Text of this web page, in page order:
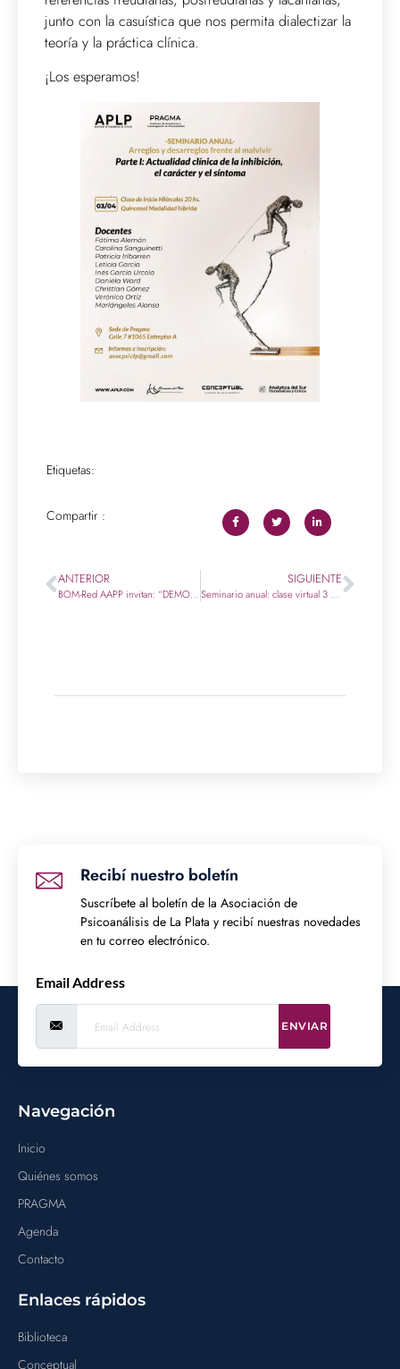
junto con la casuística que nos permita dialectizar la
teoría y la práctica clínica.
¡Los esperamos!
Etiquetas:
Compartir :
ANTERIOR
BOM-Red AAPP invitan: “DEMOCRACIA, MEMORIA, VERDAD-Psicoanálisis y disputas por el sentido”. Lecturas de la Revista Analytica del Sur – Psicoanálisis y Crítica Nº 13- 27 de marzo -20 hs. – Modalidad virtual-
SIGUIENTE
Seminario anual: clase virtual 3 de julio
Recibí nuestro boletín
Suscríbete al boletín de la Asociación de
Psicoanálisis de La Plata y recibí nuestras novedades
en tu correo electrónico.
Email Address
ENVIAR
Navegación
Inicio
Quiénes somos
PRAGMA
Agenda
Contacto
Enlaces rápidos
Biblioteca
Conceptual